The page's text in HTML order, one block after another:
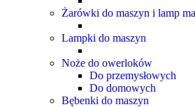
Żarówki do maszyn i lamp
Lampki do maszyn
Noże do owerloków
Do przemysłowych
Do domowych
Bębenki do maszyn